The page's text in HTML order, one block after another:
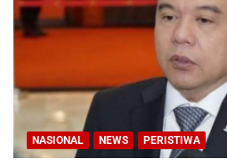
NASIONAL NEWS PERISTIWA